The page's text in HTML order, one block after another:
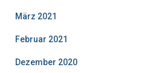
März 2021
Februar 2021
Dezember 2020